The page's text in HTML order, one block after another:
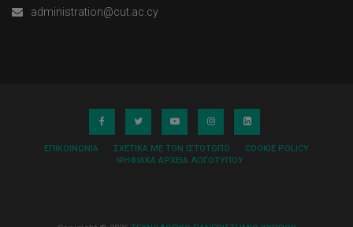
administration@cut.ac.cy
ΕΠΙΚΟΙΝΩΝΊΑ ΣΧΕΤΙΚΆ ΜΕ ΤΟΝ ΙΣΤΌΤΟΠΟ
COOKIE POLICY
ΨΗΦΙΑΚΆ ΑΡΧΕΊΑ ΛΟΓΌΤΥΠΟΥ